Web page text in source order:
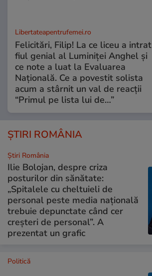
Libertateapentrufemei.ro
Felicitări, Filip! La ce liceu a intrat
fiul genial al Luminiței Anghel și
ce note a luat la Evaluarea
Națională. Ce a povestit solista
acum a stârnit un val de reacții
“Primul pe lista lui de…”
ȘTIRI ROMÂNIA
Știri România
Ilie Bolojan, despre criza
posturilor din sănătate:
„Spitalele cu cheltuieli de
personal peste media națională
trebuie depunctate când cer
creșteri de personal”. A
prezentat un grafic
Politică